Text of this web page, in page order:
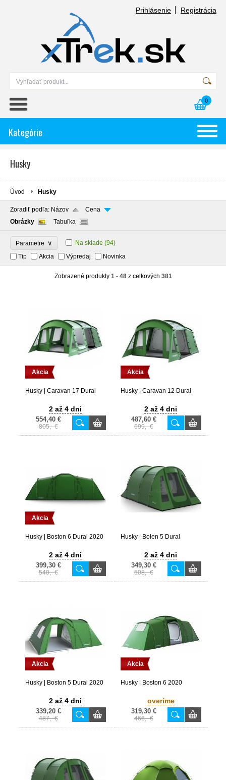
Prihlásenie Registrácia
0
Kategórie
Husky
Úvod Husky
Zoradiť podľa: Názov
Cena
Obrázky
Tabuľka
Parametre ∨ Na sklade (94)
Tip
Akcia Výpredaj Novinka
Zobrazené produkty 1 - 48z celkových 381
Akcia
Husky | Caravan 17 Dural
2 až 4 dni
554,40 €
805,- €
Akcia
Husky | Caravan 12 Dural
2 až 4 dni
487,60 €
699,- €
Akcia
Husky | Boston 6 Dural 2020
2 až 4 dni
399,30 €
540,- €
Husky | Bolen 5 Dural
2 až 4 dni
349,30 €
508,- €
Akcia
Husky | Boston 5 Dural 2020
2 až 4 dni
339,20 €
487,- €
Akcia
Husky | Boston 6 2020
overíme
319,30 €
466,- €